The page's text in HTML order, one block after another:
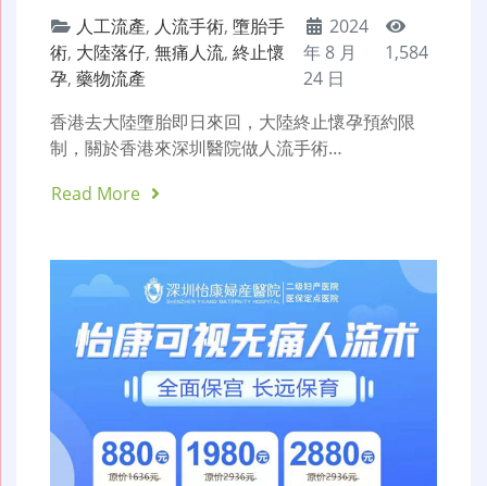
人工流產, 人流手術, 墮胎手
術, 大陸落仔, 無痛人流, 終止懷
孕, 藥物流產
2024
年 8 月
24 日
1,584
香港去大陸墮胎即日來回，大陸終止懷孕預約限
制，關於香港來深圳醫院做人流手術…
Read More